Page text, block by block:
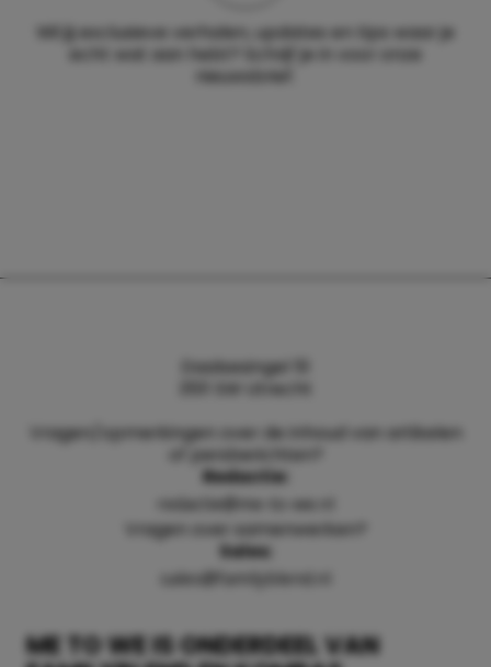
Wil jij exclusieve verhalen, updates en tips waar je
echt wat aan hebt? Schrijf je in voor onze
nieuwsbrief.
ME TO WE IS ONDERDEEL VAN
Daalsesingel 51
3511 SW Utrecht
Vragen/opmerkingen over de inhoud van artikelen
of persberichten?
Redactie:
redactie@me-to-we.nl
Vragen over samenwerken?
Sales:
sales@familyblend.nl